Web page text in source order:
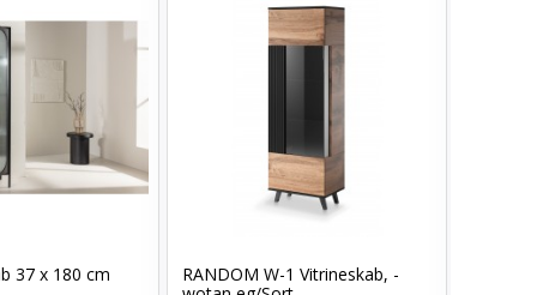
37 x 180 cm
RANDOM W-1 Vitrineskab, -